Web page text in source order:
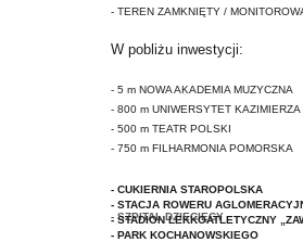
- TEREN ZAMKNIĘTY /
W pobliżu inwestycji:
- 5 m NOWA AKADEMIA MUZYCZNA
- 800 m UNIWERSYTET
- 500 m TEATR POLSKI
- 750 m FILHARMONIA POMORSKA
- SZPITAL DZIECIĘCY
- CUKIERNIA STAROPOLSKA
- STACJA ROWERU
- STADION LEKKOATLETYCZNY
- PARK KOCHANOWSKIEGO